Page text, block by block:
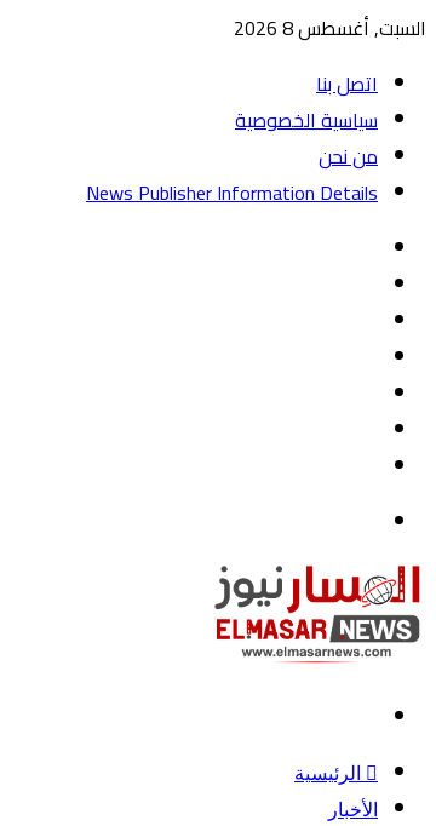
السبت, أغسطس 8 2026
اتصل بنا
سياسية الخصوصية
من نحن
News Publisher Information Details
الرئيسية
الأخبار